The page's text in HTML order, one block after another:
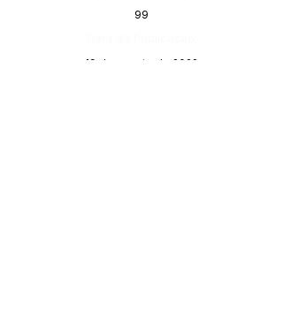
99
19 de agosto de 2022